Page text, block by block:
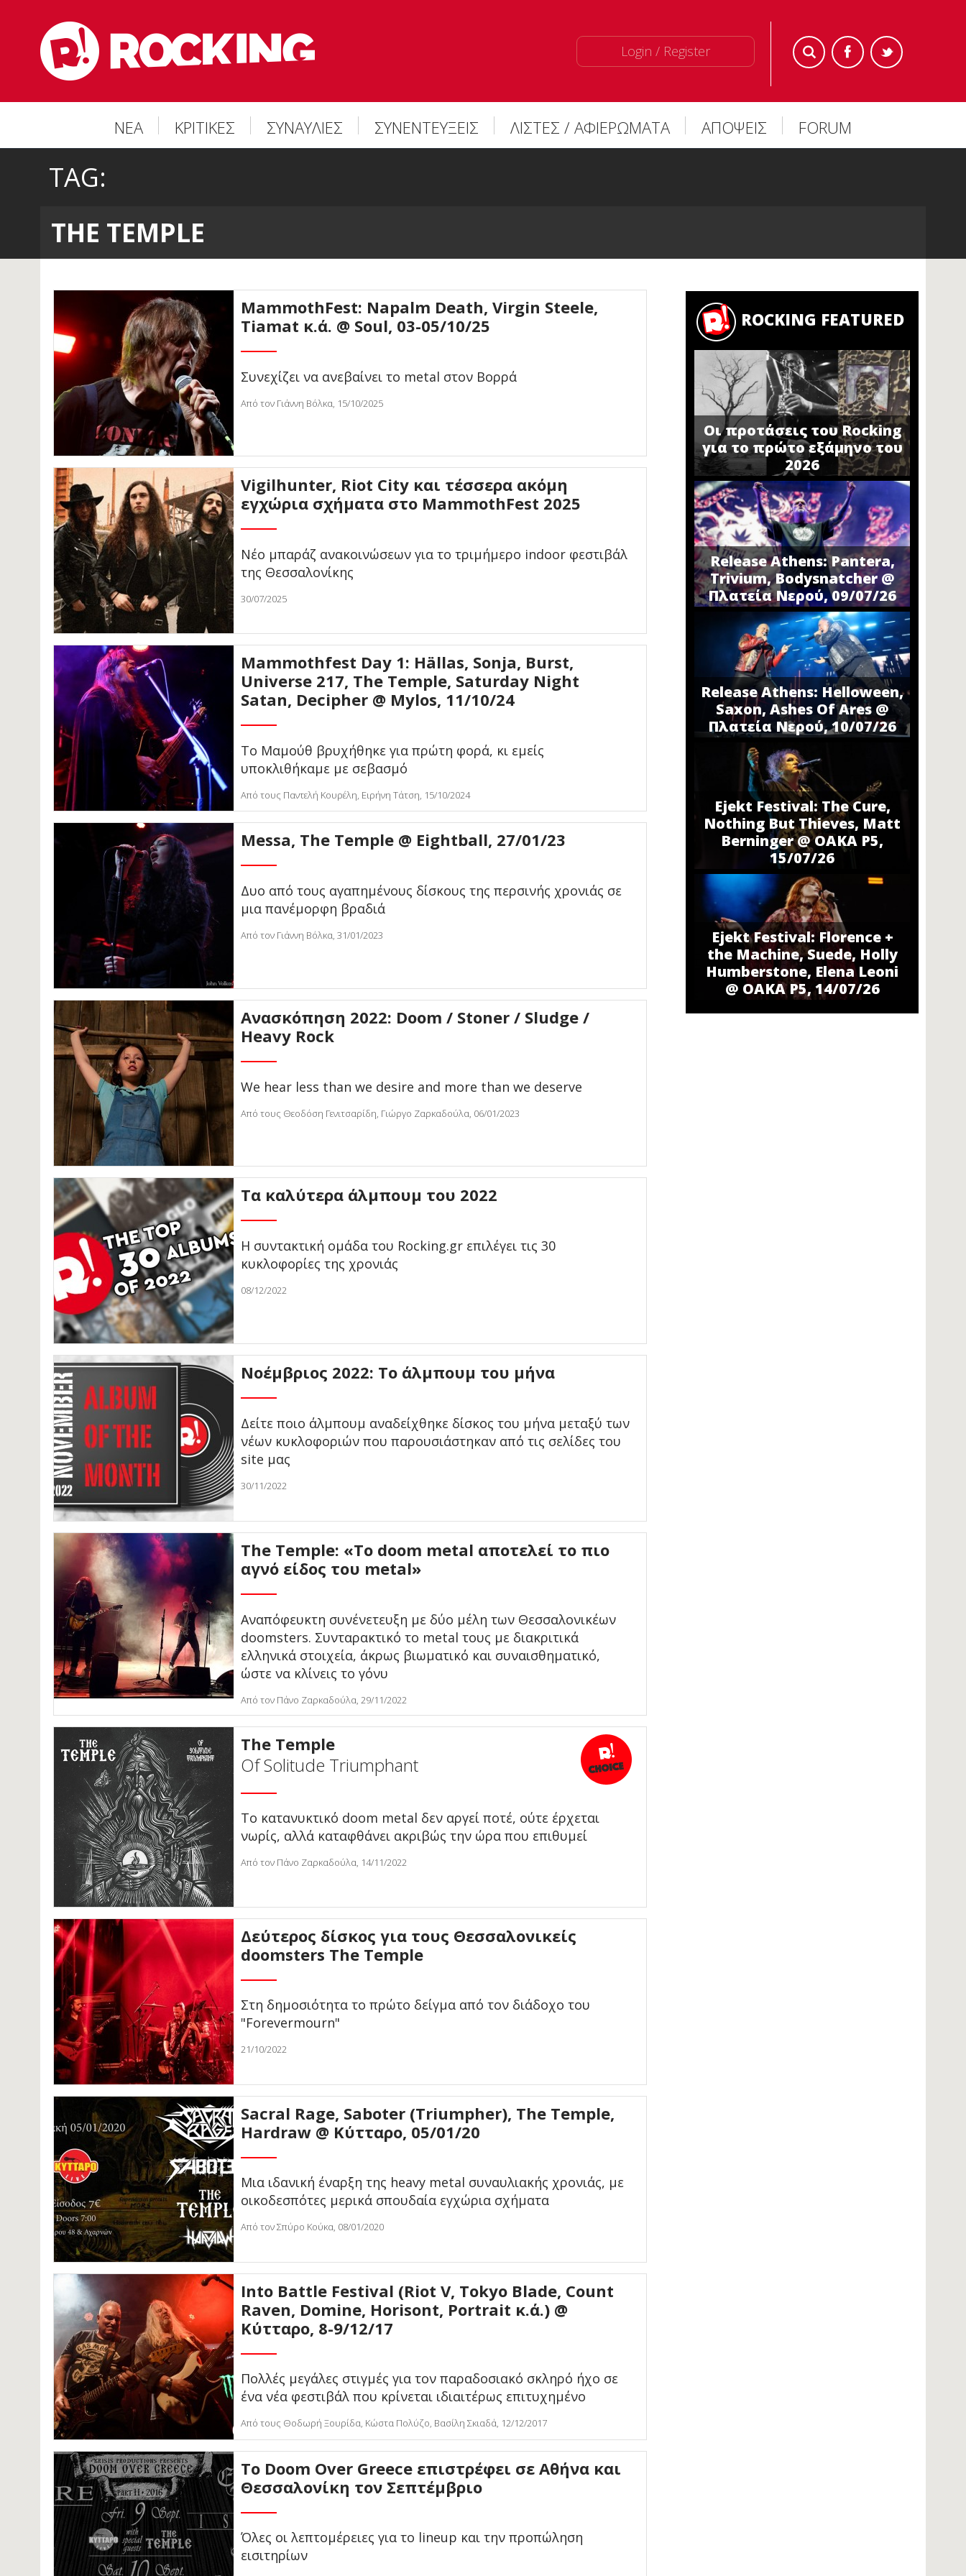
Login / Register
ΝΕΑ ΚΡΙΤΙΚΕΣ ΣΥΝΑΥΛΙΕΣ ΣΥΝΕΝΤΕΥΞΕΙΣ ΛΙΣΤΕΣ / ΑΦΙΕΡΩΜΑΤΑ ΑΠΟΨΕΙΣ FORUM
TAG:
THE TEMPLE
MammothFest: Napalm Death, Virgin Steele,
Tiamat κ.ά. @ Soul, 03-05/10/25
Συνεχίζει να ανεβαίνει το metal στον Βορρά
Από τον Γιάννη Βόλκα, 15/10/2025
Vigilhunter, Riot City και τέσσερα ακόμη
εγχώρια σχήματα στο MammothFest 2025
Νέο μπαράζ ανακοινώσεων για το τριμήμερο indoor φεστιβάλ
της Θεσσαλονίκης
30/07/2025
Mammothfest Day 1: Hällas, Sonja, Burst,
Universe 217, The Temple, Saturday Night
Satan, Decipher @ Mylos, 11/10/24
Το Μαμούθ βρυχήθηκε για πρώτη φορά, κι εμείς
υποκλιθήκαμε με σεβασμό
Από τους Παντελή Κουρέλη, Ειρήνη Τάτση, 15/10/2024
Messa, The Temple @ Eightball, 27/01/23
Δυο από τους αγαπημένους δίσκους της περσινής χρονιάς σε
μια πανέμορφη βραδιά
Από τον Γιάννη Βόλκα, 31/01/2023
Ανασκόπηση 2022: Doom / Stoner / Sludge /
Heavy Rock
We hear less than we desire and more than we deserve
Από τους Θεοδόση Γενιτσαρίδη, Γιώργο Ζαρκαδούλα, 06/01/2023
Τα καλύτερα άλμπουμ του 2022
Η συντακτική ομάδα του Rocking.gr επιλέγει τις 30
κυκλοφορίες της χρονιάς
08/12/2022
Νοέμβριος 2022: Το άλμπουμ του μήνα
Δείτε ποιο άλμπουμ αναδείχθηκε δίσκος του μήνα μεταξύ των
νέων κυκλοφοριών που παρουσιάστηκαν από τις σελίδες του
site μας
30/11/2022
The Temple: «Το doom metal αποτελεί το πιο
αγνό είδος του metal»
Αναπόφευκτη συνένετευξη με δύο μέλη των Θεσσαλονικέων
doomsters. Συνταρακτικό το metal τους με διακριτικά
ελληνικά στοιχεία, άκρως βιωματικό και συναισθηματικό,
ώστε να κλίνεις το γόνυ
Από τον Πάνο Ζαρκαδούλα, 29/11/2022
The Temple
Of Solitude Triumphant
Το κατανυκτικό doom metal δεν αργεί ποτέ, ούτε έρχεται
νωρίς, αλλά καταφθάνει ακριβώς την ώρα που επιθυμεί
Από τον Πάνο Ζαρκαδούλα, 14/11/2022
Δεύτερος δίσκος για τους Θεσσαλονικείς
doomsters The Temple
Στη δημοσιότητα το πρώτο δείγμα από τον διάδοχο του
"Forevermourn"
21/10/2022
Sacral Rage, Saboter (Triumpher), The Temple,
Hardraw @ Κύτταρο, 05/01/20
Μια ιδανική έναρξη της heavy metal συναυλιακής χρονιάς, με
οικοδεσπότες μερικά σπουδαία εγχώρια σχήματα
Από τον Σπύρο Κούκα, 08/01/2020
Into Battle Festival (Riot V, Tokyo Blade, Count
Raven, Domine, Horisont, Portrait κ.ά.) @
Κύτταρο, 8-9/12/17
Πολλές μεγάλες στιγμές για τον παραδοσιακό σκληρό ήχο σε
ένα νέα φεστιβάλ που κρίνεται ιδιαιτέρως επιτυχημένo
Από τους Θοδωρή Ξουρίδα, Κώστα Πολύζο, Βασίλη Σκιαδά, 12/12/2017
Το Doom Over Greece επιστρέφει σε Αθήνα και
Θεσσαλονίκη τον Σεπτέμβριο
Όλες οι λεπτομέρειες για το lineup και την προπώληση
εισιτηρίων
ROCKING FEATURED
Οι προτάσεις του Rocking
για το πρώτο εξάμηνο του
2026
Release Athens: Pantera,
Trivium, Bodysnatcher @
Πλατεία Νερού, 09/07/26
Release Athens: Helloween,
Saxon, Ashes Of Ares @
Πλατεία Νερού, 10/07/26
Ejekt Festival: The Cure,
Nothing But Thieves, Matt
Berninger @ ΟΑΚΑ P5,
15/07/26
Ejekt Festival: Florence +
the Machine, Suede, Holly
Humberstone, Elena Leoni
@ ΟΑΚΑ P5, 14/07/26